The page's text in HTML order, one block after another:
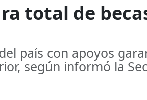
total de
país con apoyos
según informó la